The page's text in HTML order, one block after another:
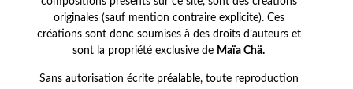
originales (sauf mention contraire explicite). Ces
créations sont donc soumises à des droits d’auteurs et
sont la propriété exclusive de Maïa Chä.
Sans autorisation écrite préalable, toute reproduction